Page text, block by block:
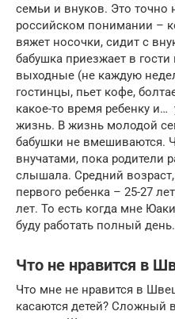
семьи и внуков. Это точно
российском понимании –
вяжет носочки, сидит с
бабушка приезжает в
выходные (не каждую
гостинцы, пьет кофе,
какое-то время ребенку
жизнь. В жизнь молодой
бабушки не вмешиваются.
внучатами, пока родители
слышала. Средний
первого ребенка – 25-27
лет. То есть когда мне
буду работать полный день.
Что не нравится в
Что мне не нравится в
касаются детей? Сложный